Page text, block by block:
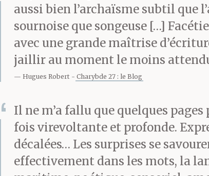
Les
encore
reproché
savaient…
miel…
aussi bien l’archaïsme subtil que
sournoise que songeuse […]
avec une grande maîtrise
jaillir au moment le moins
Hugues Robert Charybde 27 : le Blog
Il ne m’a fallu que quelques
fois virevoltante et profonde.
décalées… Les surprises se
effectivement dans les mots, la